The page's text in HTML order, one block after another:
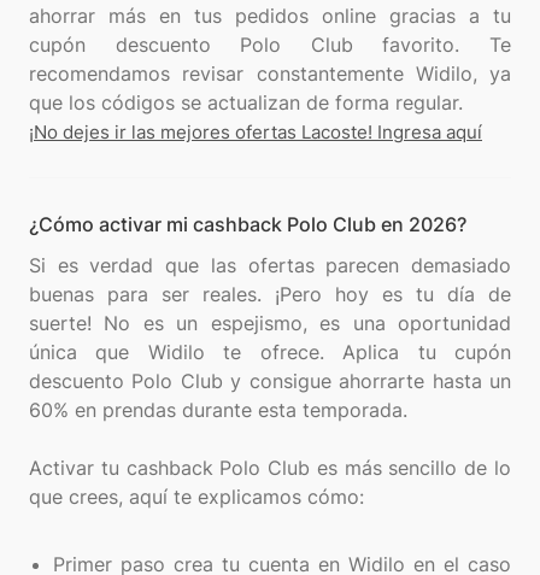
ahorrar más en tus pedidos online gracias a tu
cupón descuento Polo Club favorito. Te
recomendamos revisar constantemente Widilo, ya
¡No dejes ir las mejores ofertas Lacoste! Ingresa aquí
¿Cómo activar mi cashback Polo Club en 2026?
Si es verdad que las ofertas parecen demasiado
buenas para ser reales. ¡Pero hoy es tu día de
suerte! No es un espejismo, es una oportunidad
única que Widilo te ofrece. Aplica tu cupón
descuento Polo Club y consigue ahorrarte hasta un
60% en prendas durante esta temporada.
Activar tu cashback Polo Club es más sencillo de lo
que crees, aquí te explicamos cómo:
Primer paso crea tu cuenta en Widilo en el caso